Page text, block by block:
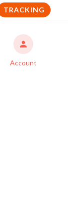
TRACKING
Account